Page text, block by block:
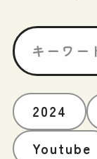
2024
Youtube